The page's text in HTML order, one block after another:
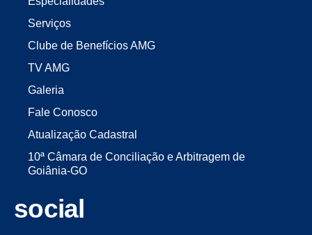
Serviços
Clube de Benefícios AMG
TV AMG
Galeria
Fale Conosco
Atualização Cadastral
10ª Câmara de Conciliação e Arbitragem de
Goiânia-GO
social